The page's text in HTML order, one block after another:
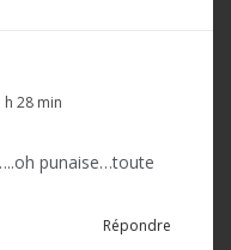
28 min
punaise…toute
Répondre